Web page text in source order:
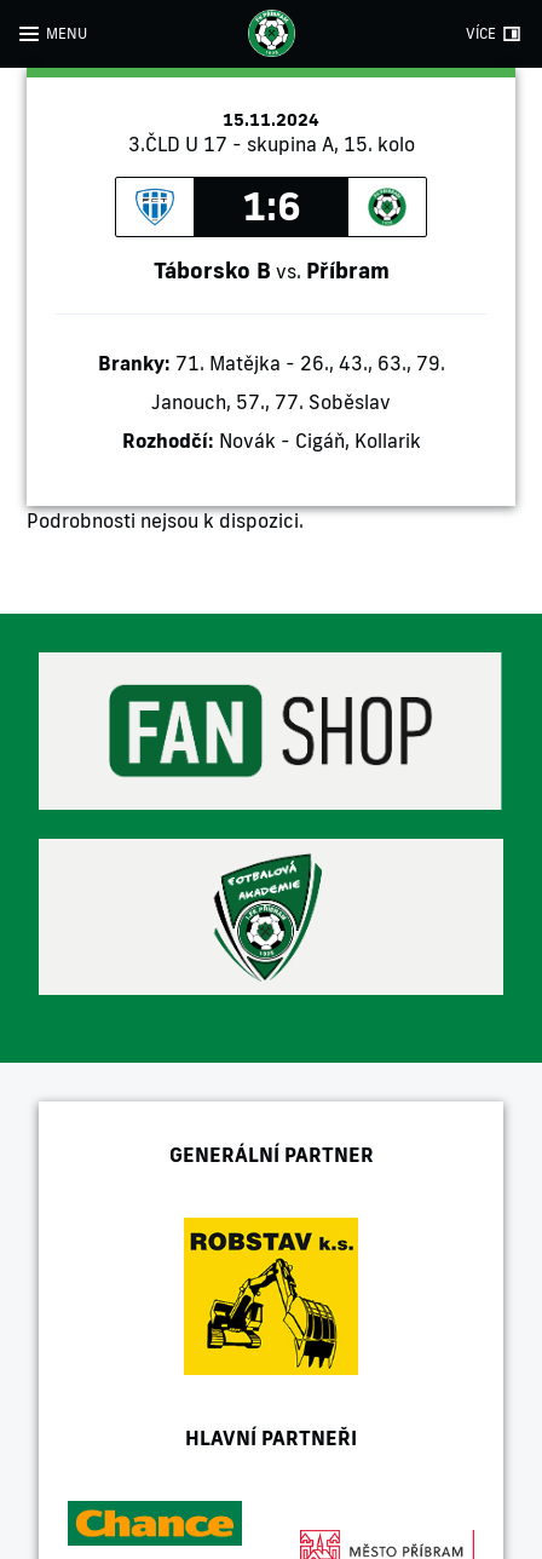
MENU VÍCE
15.11.2024
3.ČLD U 17 - skupina A, 15. kolo
1:6
Táborsko B vs. Příbram
Branky: 71. Matějka - 26., 43., 63., 79.
Janouch, 57., 77. Soběslav
Rozhodčí: Novák - Cigáň, Kollarik
Podrobnosti nejsou k dispozici.
GENERÁLNÍ PARTNER
HLAVNÍ PARTNEŘI